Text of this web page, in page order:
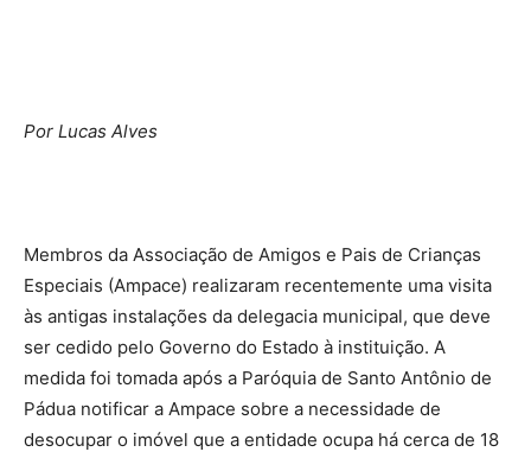
Por Lucas Alves
Membros da Associação de Amigos e Pais de Crianças
Especiais (Ampace) realizaram recentemente uma visita
às antigas instalações da delegacia municipal, que deve
ser cedido pelo Governo do Estado à instituição. A
medida foi tomada após a Paróquia de Santo Antônio de
Pádua notificar a Ampace sobre a necessidade de
desocupar o imóvel que a entidade ocupa há cerca de 18